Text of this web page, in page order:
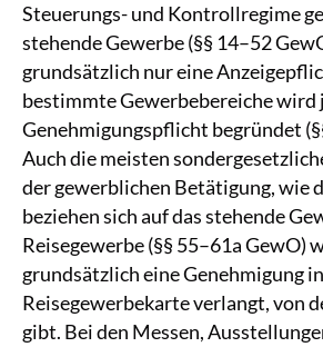
Steuerungs- und Kontrollregime
stehende Gewerbe (§§ 14–52
grundsätzlich nur eine
bestimmte Gewerbebereiche wird
Genehmigungspflicht begründet
Auch die meisten
der gewerblichen Betätigung, wie
beziehen sich auf das stehende
Reisegewerbe (§§ 55–61a GewO)
grundsätzlich eine Genehmigung
Reisegewerbekarte verlangt, von
gibt. Bei den Messen,